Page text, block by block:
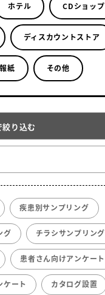
ホテル CDショップ
ディスカウントストア
紙 その他
り込む
疾患別サンプリング
グ チラシサンプリング
患者さん向けアンケート
ケート カタログ設置